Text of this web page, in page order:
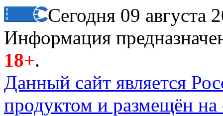
Сегодня 09 августа
Информация
18+.
Данный сайт является
продуктом и размещён